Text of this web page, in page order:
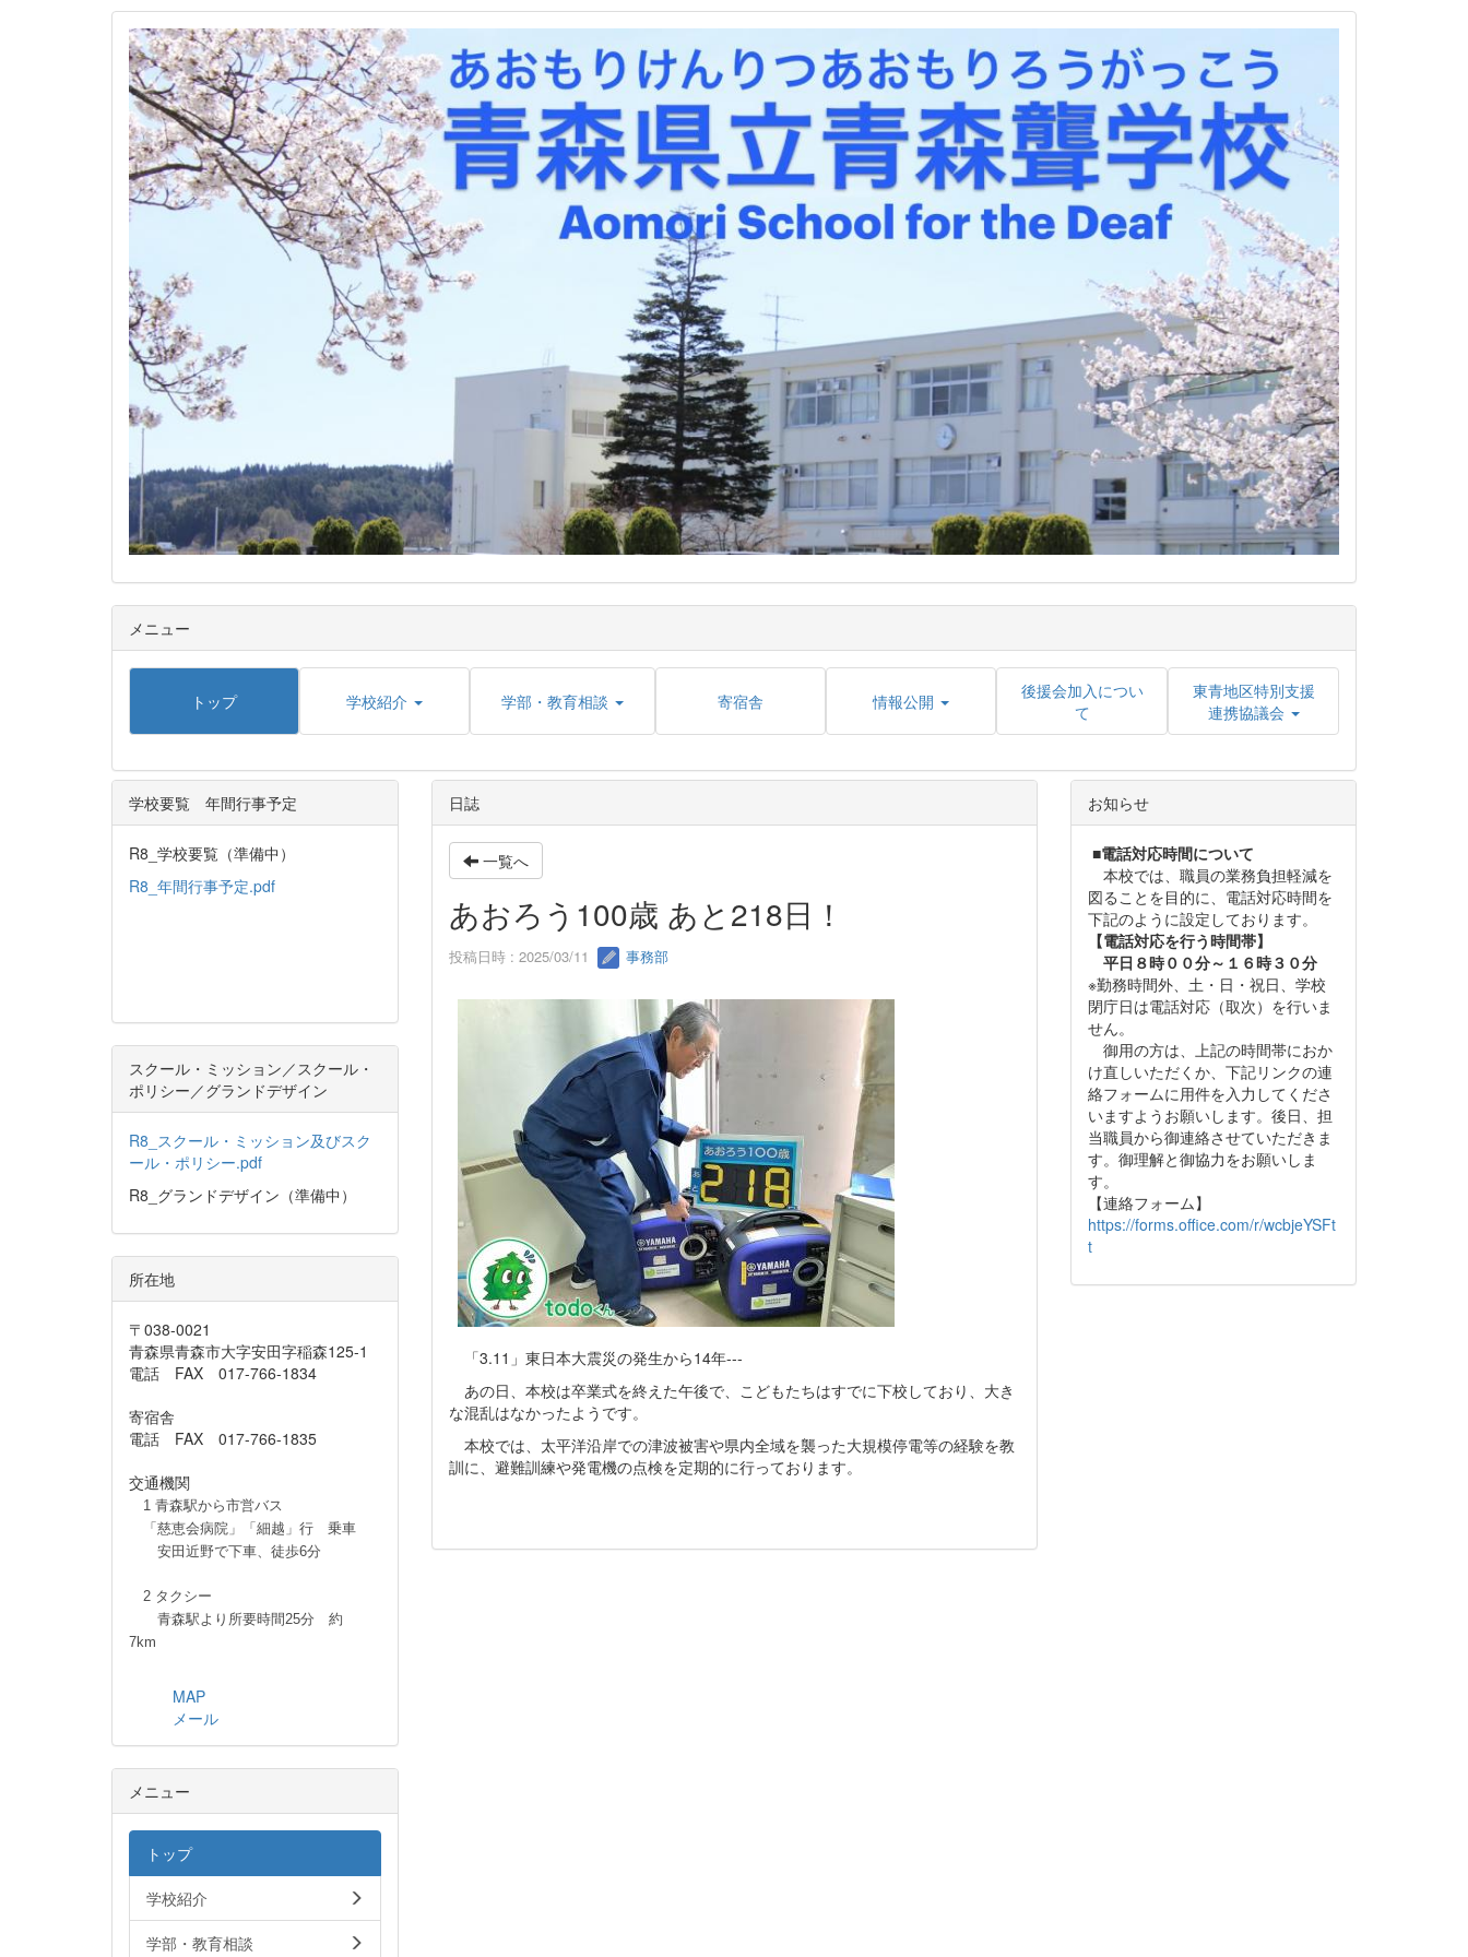
メニュー
トップ 学校紹介 学部・教育相談 寄宿舎 情報公開
後援会加入につい
て
東青地区特別支援
連携協議会
日誌
一覧へ
あおろう100歳 あと218日！
投稿日時 : 2025/03/11 事務部
「3.11」東日本大震災の発生から14年---
あの日、本校は卒業式を終えた午後で、こどもたちはすでに下校しており、大き
な混乱はなかったようです。
本校では、太平洋沿岸での津波被害や県内全域を襲った大規模停電等の経験を教
訓に、避難訓練や発電機の点検を定期的に行っております。
学校要覧 年間行事予定
R8_学校要覧（準備中）
R8_年間行事予定.pdf
スクール・ミッション／スクール・
ポリシー／グランドデザイン
R8_スクール・ミッション及びスク
ール・ポリシー.pdf
R8_グランドデザイン（準備中）
所在地
〒038-0021
青森県青森市大字安田字稲森125-1
電話 FAX 017-766-1834
寄宿舎
電話 FAX 017-766-1835
交通機関
1 青森駅から市営バス
「慈恵会病院」「細越」行 乗車
安田近野で下車、徒歩6分
2 タクシー
青森駅より所要時間25分 約
7km
MAP
メール
メニュー
トップ
学校紹介
学部・教育相談
お知らせ
■電話対応時間について
本校では、職員の業務負担軽減を
図ることを目的に、電話対応時間を
下記のように設定しております。
【電話対応を行う時間帯】
平日８時００分～１６時３０分
※勤務時間外、土・日・祝日、学校
閉庁日は電話対応（取次）を行いま
せん。
御用の方は、上記の時間帯におか
け直しいただくか、下記リンクの連
絡フォームに用件を入力してくださ
いますようお願いします。後日、担
当職員から御連絡させていただきま
す。御理解と御協力をお願いしま
す。
【連絡フォーム】
https://forms.office.com/r/wcbjeYSFt
t